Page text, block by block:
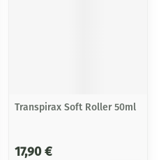
Transpirax Soft Roller 50ml
17,90 €